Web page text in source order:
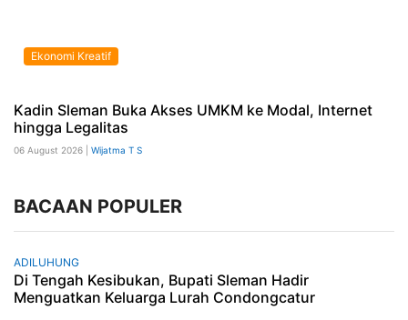
Ekonomi Kreatif
Kadin Sleman Buka Akses UMKM ke Modal, Internet
hingga Legalitas
06 August 2026 | Wijatma T S
BACAAN POPULER
ADILUHUNG
Di Tengah Kesibukan, Bupati Sleman Hadir
Menguatkan Keluarga Lurah Condongcatur